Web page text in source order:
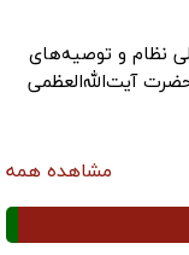
نظام و توصیه‌های
آیت‌الله‌العظمی
مشاهده همه